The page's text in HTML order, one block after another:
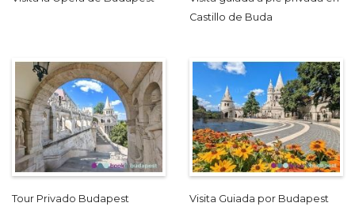
Castillo de Buda
Tour Privado Budapest Visita Guiada por Budapest